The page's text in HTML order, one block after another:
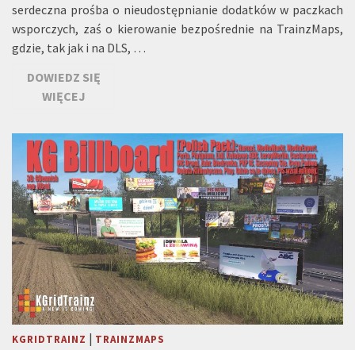
serdeczna prośba o nieudostępnianie dodatków w paczkach
wsporczych, zaś o kierowanie bezpośrednie na TrainzMaps,
gdzie, tak jak i na DLS, …
DOWIEDZ SIĘ
WIĘCEJ
KGRIDTRAINZ | TRAINZMAPS